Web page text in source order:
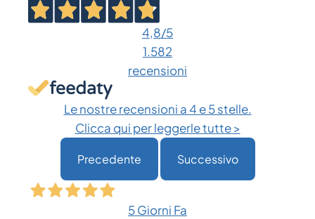
Le
opzioni
scelte
prodotto
4,8/5
1.582
recensioni
Le nostre recensioni a 4 e 5 stelle.
Clicca qui per leggerle tutte >
Precedente Successivo
5 Giorni Fa